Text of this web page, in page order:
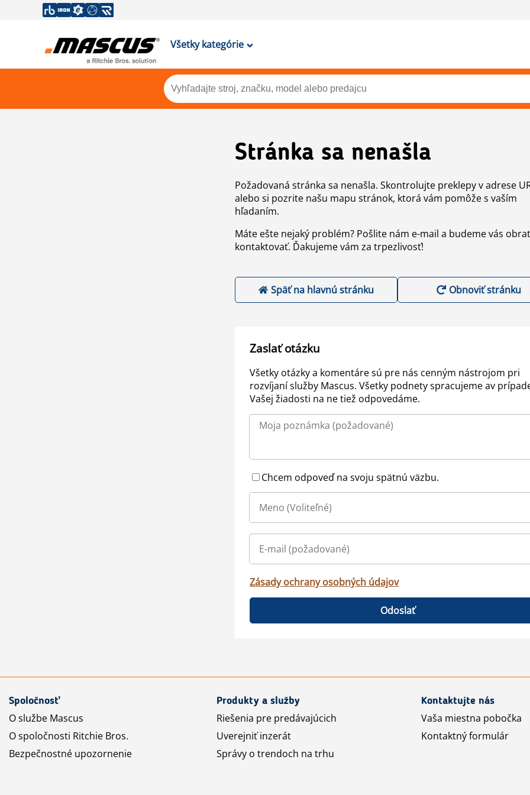
Všetky kategórie
Stránka sa nenašla
Požadovaná stránka sa nenašla. Skontrolujte preklepy v adrese
alebo si pozrite našu mapu stránok, ktorá vám pomôže s vaším
hľadaním.
Máte ešte nejaký problém? Pošlite nám e-mail a budeme vás
kontaktovať. Ďakujeme vám za trpezlivosť!
Späť na hlavnú stránku Obnoviť stránku
Zaslať otázku
Všetky otázky a komentáre sú pre nás cenným nástrojom pri
rozvíjaní služby Mascus. Všetky podnety spracujeme av
Vašej žiadosti na ne tiež odpovedáme.
Chcem odpoveď na svoju spätnú väzbu.
Zásady ochrany osobných údajov
Odoslať
Spoločnosť
O službe Mascus
O spoločnosti Ritchie Bros.
Bezpečnostné upozornenie
Produkty a služby
Riešenia pre predávajúcich
Uverejniť inzerát
Správy o trendoch na trhu
Kontaktujte nás
Vaša miestna pobočka
Kontaktný formulár